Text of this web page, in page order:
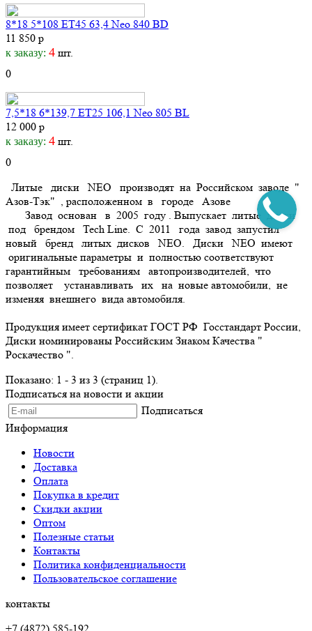
8*18 5*108 ET45 63,4 Neo 840 BD
11 850 р
к заказу: 4 шт.
0
7,5*18 6*139,7 ET25 106,1 Neo 805 BL
12 000 р
к заказу: 4 шт.
0
Литые диски NEO
производят на Российском заводе "
Азов-Тэк" , расположенном в городе Азове
Завод основан в 2005 году . Выпускает литые диски
под брендом Tech Line. С 2011 года завод запустил
новый бренд литых дисков
NEO. Диски NEO имеют
оригинальные параметры и полностью соответствуют
гарантийным требованиям автопроизводителей, что
позволяет устанавливать их на новые автомобили, не
изменяя внешнего вида автомобиля.
Продукция имеет сертификат ГОСТ РФ Госстандарт России,
Диски номинированы Российским Знаком Качества "
Роскачество ".
Показано: 1 - 3 из 3 (страниц 1).
Подписаться на новости и акции
Подписаться
Информация
Новости
Доставка
Оплата
Покупка в кредит
Скидки акции
Оптом
Полезные статьи
Контакты
Политика конфиденциальности
Пользовательское соглашение
контакты